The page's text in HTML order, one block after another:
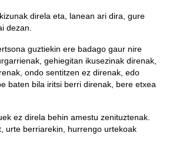
direla eta, lanean ari dira, gure
dezan.
guztiekin ere badago gaur nire
gehiegitan ikusezinak direnak,
ondo sentitzen ez direnak, edo
baten bila iritsi berri direnak, bere etxea
ez direla behin amestu zenituztenak.
urte berriarekin, hurrengo urtekoak